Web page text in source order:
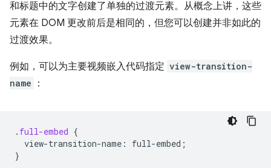
和标题中的文字创建了单独的过渡元素。从概念上讲，这些
元素在 DOM 更改前后是相同的，但您可以创建并非如此的
过渡效果。
例如，可以为主要视频嵌入代码指定 view-transition-
name
：
. full-embed {
view-transition-name : full-embed ;
}